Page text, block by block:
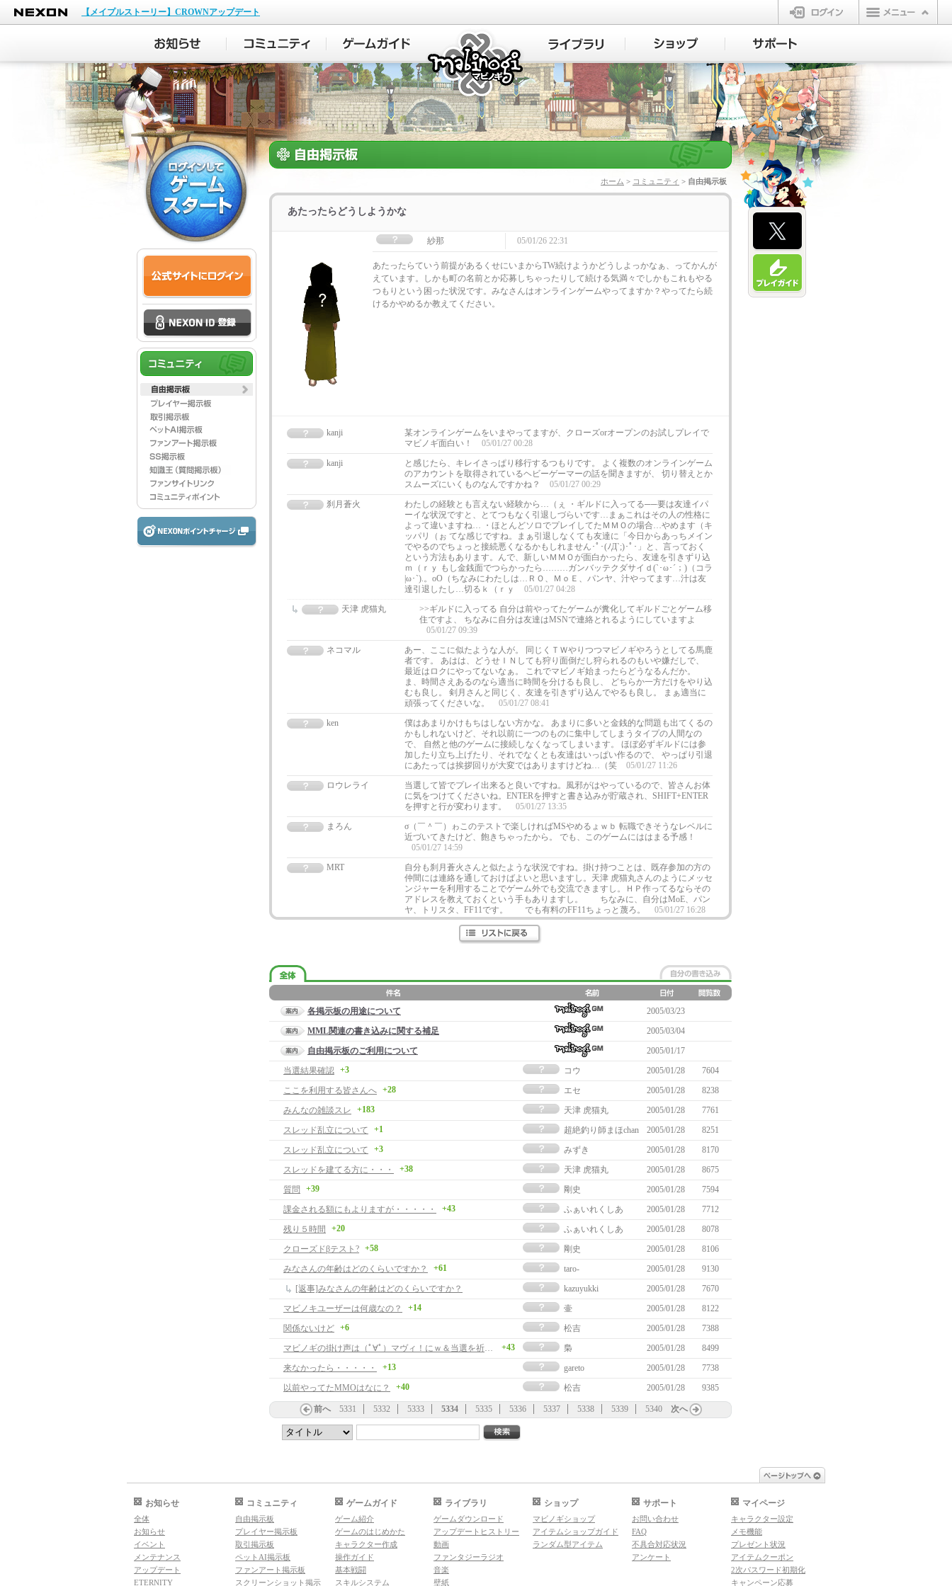
NEXON
【メイプルストーリー】CROWNアップデート
ログイン
マビノギ
ホーム > コミュニティ > 自由掲示板
あたったらどうしようかな
紗那 05/01/26 22:31
あたったらていう前提があるくせにいまからTW続けようかどうしよっかなぁ、ってかんが
えています。しかも町の名前とか応募しちゃったりして続ける気満々でしかもこれもやる
つもりという困った状況です。みなさんはオンラインゲームやってますか？やってたら続
けるかやめるか教えてください。
kanji
某オンラインゲームをいまやってますが、クローズorオープンのお試しプレイで
マビノギ面白い！
05/01/27 00:28
kanji
と感じたら、キレイさっぱり移行するつもりです。 よく複数のオンラインゲーム
のアカウントを取得されているヘビーゲーマーの話を聞きますが、 切り替えとか
スムーズにいくものなんですかね？
05/01/27 00:29
刹月蒼火
わたしの経験とも言えない経験から…（ぇ ・ギルドに入ってる──要は友達イパ
ーイな状況ですと、とてつもなく引退しづらいです…まぁこれはその人の性格に
よって違いますね… ・ほとんどソロでプレイしてたＭＭＯの場合…やめます（キ
ッパリ（ぉ てな感じですね。まぁ引退しなくても友達に「今日からあっちメイン
でやるのでちょっと接続悪くなるかもしれません･ﾟ･(ﾉД`;)･ﾟ･」と、言っておく
という方法もあります。んで、新しいＭＭＯが面白かったら、友達を引きずり込
ｍ（ｒｙ もし金銭面でつらかったら………ガンバッテクダサイｄ(`･ω･´；)（コラ
|ω･`).。oO（ちなみにわたしは…ＲＯ、ＭｏＥ、パンヤ、汁やってます…汁は友
達引退したし…切るｋ（ｒｙ
05/01/27 04:28
天津 虎猫丸
>>ギルドに入ってる 自分は前やってたゲームが糞化してギルドごとゲーム移
住ですよ、 ちなみに自分は友達はMSNで連絡とれるようにしていますよ
05/01/27 09:39
ネコマル
あー、ここに似たような人が。 同じくＴＷやりつつマビノギやろうとしてる馬鹿
者です。 あはは、どうせＩＮしても狩り面倒だし狩られるのもいや嫌だしで、
最近はロクにやってないなぁ。 これでマビノギ始まったらどうなるんだか。
ま、時間さえあるのなら適当に時間を分けるも良し、 どちらか一方だけをやり込
むも良し。 剣月さんと同じく、友達を引きずり込んでやるも良し。 まぁ適当に
頑張ってくださいな。
05/01/27 08:41
ken
僕はあまりかけもちはしない方かな。 あまりに多いと金銭的な問題も出てくるの
かもしれないけど、それ以前に一つのものに集中してしまうタイプの人間なの
で、 自然と他のゲームに接続しなくなってしまいます。 ほぼ必ずギルドには参
加したり立ち上げたり、それでなくとも友達はいっぱい作るので、 やっぱり引退
にあたっては挨拶回りが大変ではありますけどね…（笑
05/01/27 11:26
ロウレライ
当選して皆でプレイ出来ると良いですね。風邪がはやっているので、皆さんお体
に気をつけてくださいね。ENTERを押すと書き込みが貯蔵され、SHIFT+ENTER
を押すと行が変わります。
05/01/27 13:35
まろん
σ（￣＾￣）ゎこのテストで楽しければMSやめるょｗｂ 転職できそうなレベルに
近づいてきたけど、飽きちゃったから。 でも、このゲームにははまる予感！
05/01/27 14:59
MRT
自分も刹月蒼火さんと似たような状況ですね。掛け持つことは、既存参加の方の
仲間には連絡を通しておけばよいと思いますし。天津 虎猫丸さんのようにメッセ
ンジャーを利用することでゲーム外でも交流できますし。ＨＰ作ってるならその
アドレスを教えておくという手もありますし。 ちなみに、自分はMoE、パン
ヤ、トリスタ、FF11です。 でも有料のFF11ちょっと蔑ろ。
05/01/27 16:28
各掲示板の用途について
2005/03/23
MML関連の書き込みに関する補足
2005/03/04
自由掲示板のご利用について
2005/01/17
当選結果確認 +3 コウ 2005/01/28
7604
ここを利用する皆さんへ +28 エセ 2005/01/28
8238
みんなの雑談スレ
+183 天津 虎猫丸 2005/01/28
7761
スレッド乱立について
+1 超絶釣り師まほchan 2005/01/28
8251
スレッド乱立について
+3 みずき 2005/01/28
8170
スレッドを建てる方に・・・
+38 天津 虎猫丸 2005/01/28
8675
質問
+39 剛史 2005/01/28
7594
課金される額にもよりますが・・・・・
+43 ふぁいれくしあ 2005/01/28
7712
残り５時間
+20 ふぁいれくしあ 2005/01/28
8078
クローズドβテスト? +58 剛史 2005/01/28
8106
みなさんの年齢はどのくらいですか？
+61 taro- 2005/01/28
9130
[返事]みなさんの年齢はどのくらいですか？
kazuyukki 2005/01/28
7670
マビノキユーザーは何歳なの？
+14 壷 2005/01/28
8122
関係ないけど +6 松吉 2005/01/28
7388
マビノギの掛け声は（ﾟ∀ﾟ）マヴィ！にｗ＆当選を祈る会
+43 梟 2005/01/28
8499
来なかったら・・・・・
+13 gareto 2005/01/28
7738
以前やってたMMOはなに？
+40 松吉 2005/01/28 9385
前へ 5331 5332 5333 5334 5335 5336 5337 5338 5339 5340 次へ
お知らせ
全体
お知らせ
イベント
メンテナンス
アップデート
ETERNITY
コミュニティ
自由掲示板
プレイヤー掲示板
取引掲示板
ペットAI掲示板
ファンアート掲示板
スクリーンショット掲示
ゲームガイド
ゲーム紹介
ゲームのはじめかた
キャラクター作成
操作ガイド
基本戦闘
スキルシステム
ライブラリ
ゲームダウンロード
アップデートヒストリー
動画
ファンタジーラジオ
音楽
壁紙
ショップ
マビノギショップ
アイテムショップガイド
ランダム型アイテム
サポート
お問い合わせ
FAQ
不具合対応状況
アンケート
マイページ
キャラクター設定
メモ機能
プレゼント状況
アイテムクーポン
2次パスワード初期化
キャンペーン応募